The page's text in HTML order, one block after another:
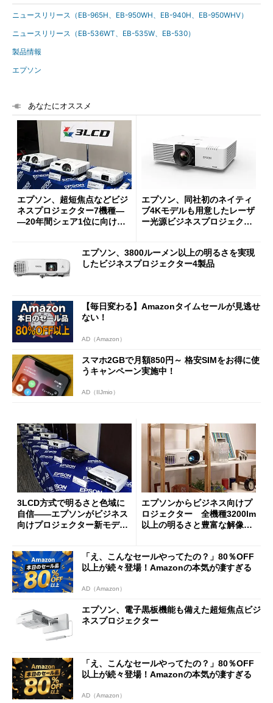
ニュースリリース（EB-965H、EB-950WH、EB-940H、EB-950WHV）
ニュースリリース（EB-536WT、EB-535W、EB-530）
製品情報
エプソン
あなたにオススメ
エプソン、超短焦点などビジ
ネスプロジェクター7機種―
―20年間シェア1位に向け
エプソン、同社初のネイティ
ブ4Kモデルも用意したレーザ
ー光源ビジネスプロジェク
エプソン、3800ルーメン以上の明るさを実現
したビジネスプロジェクター4製品
【毎日変わる】Amazonタイムセールが見逃せ
ない！
AD（Amazon）
スマホ2GBで月額850円～ 格安SIMをお得に使
うキャンペーン実施中！
AD（IIJmio）
3LCD方式で明るさと色域に
自信――エプソンがビジネス
向けプロジェクター新モデル
エプソンからビジネス向けプ
ロジェクター 全機種3200lm
以上の明るさと豊富な解像度
「え、こんなセールやってたの？」80％OFF
以上が続々登場！Amazonの本気が凄すぎる
AD（Amazon）
エプソン、電子黒板機能も備えた超短焦点ビジ
ネスプロジェクター
「え、こんなセールやってたの？」80％OFF
以上が続々登場！Amazonの本気が凄すぎる
AD（Amazon）